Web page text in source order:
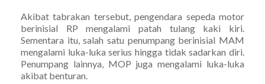
Akibat tabrakan tersebut, pengendara sepeda motor
berinisial RP mengalami patah tulang kaki kiri.
Sementara itu, salah satu penumpang berinisial MAM
mengalami luka-luka serius hingga tidak sadarkan diri.
Penumpang lainnya, MOP juga mengalami luka-luka
akibat benturan.